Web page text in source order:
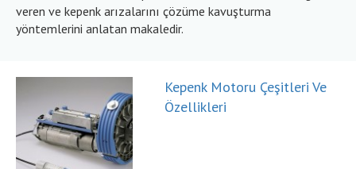
veren ve kepenk arızalarını çözüme kavuşturma
yöntemlerini anlatan makaledir.
Kepenk Motoru Çeşitleri Ve
Özellikleri